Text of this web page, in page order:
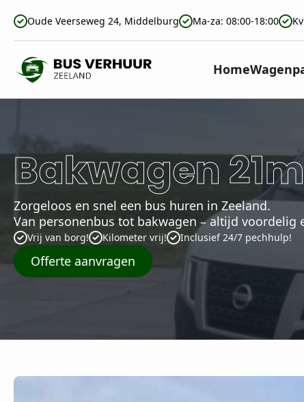
Oude Veerseweg 24, Middelburg Ma-za: 08:00-18:00
Home
Bakwagen
Zorgeloos en snel een bus huren in Zeeland.
Van personenbus tot bakwagen – altijd
Vrij van borg! Kilometer vrij! Inclusief 24/7 pechhulp!
Offerte aanvragen